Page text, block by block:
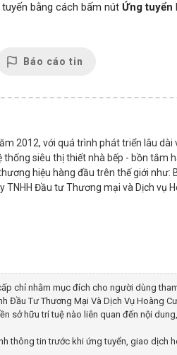
bằng cách bấm nút Ứng tuyển
Báo cáo tin
2012, với quá trình phát triển lâu
thống siêu thị thiết nhà bếp - bồn tắm
hiệu hàng đầu trên thế giới như:
TNHH Đầu tư Thương mại và Dịch
chỉ nhằm mục đích cho người dùng
Đầu Tư Thương Mại Và Dịch Vụ Hoàng
sở hữu trí tuệ nào liên quan đến nội
thông tin trước khi ứng tuyển, giao dịch